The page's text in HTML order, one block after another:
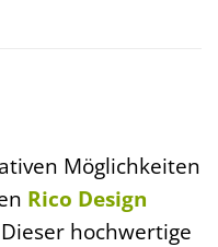
Möglichkeiten
Rico Design
hochwertige